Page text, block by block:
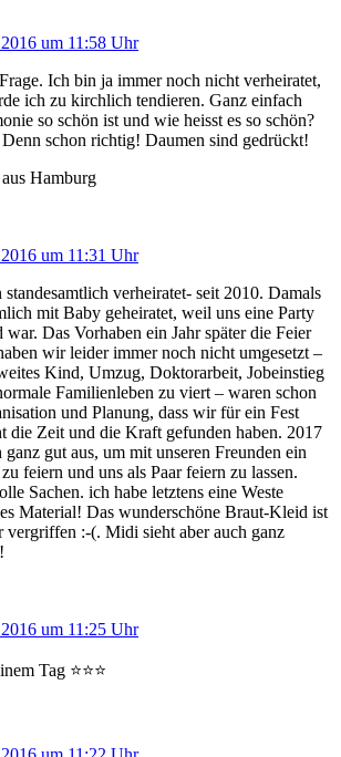
um 11:58 Uhr
Ich bin ja immer noch nicht verheiratet,
ich zu kirchlich tendieren. Ganz einfach
so schön ist und wie heisst es so schön?
schon richtig! Daumen sind gedrückt!
Hamburg
um 11:31 Uhr
verheiratet- seit 2010. Damals
mit Baby geheiratet, weil uns eine Party
war. Das Vorhaben ein Jahr später die Feier
wir leider immer noch nicht umgesetzt –
Kind, Umzug, Doktorarbeit, Jobeinstieg
Familienleben zu viert – waren schon
und Planung, dass wir für ein Fest
die Zeit und die Kraft gefunden haben. 2017
ganz gut aus, um mit unseren Freunden ein
feiern und uns als Paar feiern zu lassen.
Sachen. ich habe letztens eine Weste
Material! Das wunderschöne Braut-Kleid ist
vergriffen :-(. Midi sieht aber auch ganz
um 11:25 Uhr
Tag ⭐️⭐️⭐️